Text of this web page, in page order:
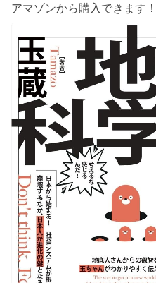
アマゾンから購入できます！